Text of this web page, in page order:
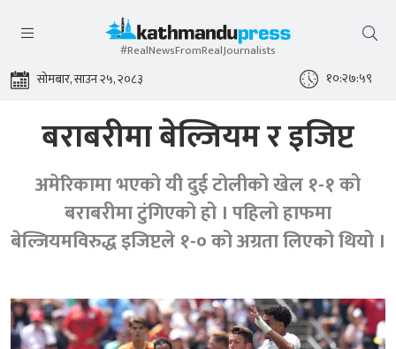
#RealNewsFromRealJournalists
सोमबार, साउन २५, २०८३ १०:२७:५९
बराबरीमा बेल्जियम र इजिप्ट
अमेरिकामा भएको यी दुई टोलीको खेल १-१ को
बराबरीमा टुंगिएको हो । पहिलो हाफमा
बेल्जियमविरुद्ध इजिप्टले १-० को अग्रता लिएको थियो ।